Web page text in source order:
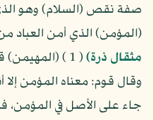
صفة نقص (السلام) وهو
(المؤمن) الذي أمن العباد
مثقال ذرة)
( 1 )
وقال قوم: معناه المؤمن إلا
جاء على الأصل في المؤمن،